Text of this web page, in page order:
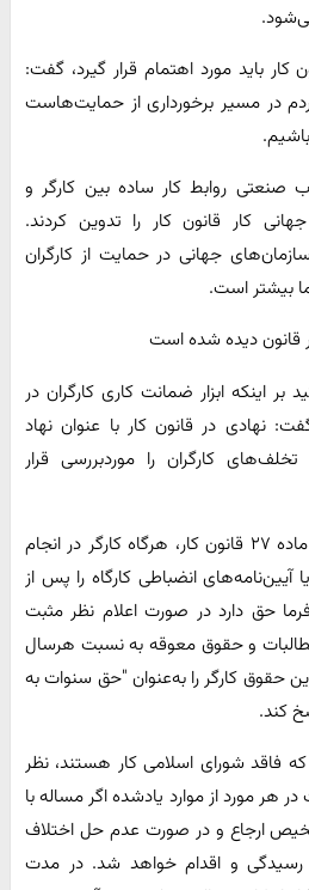
کار باید مورد اهتمام قرار گیرد، گفت:
در مسیر برخورداری از حمایت‌هاست
صنعتی روابط کار ساده بین کارگر و
کار قانون کار را تدوین کردند.
جهانی در حمایت از کارگران
بیشتر است.
قانون دیده شده است
بر اینکه ابزار ضمانت کاری کارگران در
نهادی در قانون کار با عنوان نهاد
کارگران را موردبررسی قرار
حبیبی خاطرنشان کرد: طبق ماده ۲۷ قانون کار، هرگاه کارگر در انجام
انضباطی کارگاه را پس از
حق دارد در صورت اعلام نظر مثبت
و حقوق معوقه به نسبت هرسال
حقوق کارگر را به‌عنوان "‌حق سنوات به
کند.
فاقد شورای اسلامی کار هستند، نظر
مورد از موارد یادشده اگر مساله با
ارجاع و در صورت عدم حل اختلاف
و اقدام خواهد شد. در مدت